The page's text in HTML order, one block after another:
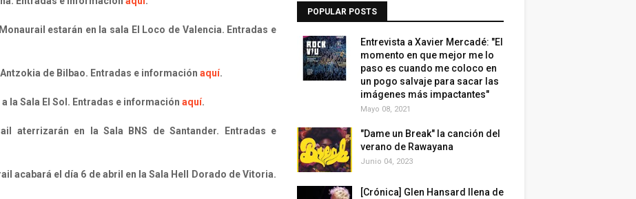
estarán en la sala El Loco de Valencia. Entradas e
de Bilbao. Entradas e información aquí.
la Sala El Sol. Entradas e información aquí.
aterrizarán en la Sala BNS de Santander. Entradas e
acabará el día 6 de abril en la Sala Hell Dorado de Vitoria.
POPULAR POSTS
Entrevista a Xavier Mercadé: "El
momento en que mejor me lo
paso es cuando me coloco en
un pogo salvaje para sacar las
imágenes más impactantes"
Mayo 08, 2021
"Dame un Break" la canción del
verano de Rawayana
Junio 04, 2023
[Crónica] Glen Hansard llena de